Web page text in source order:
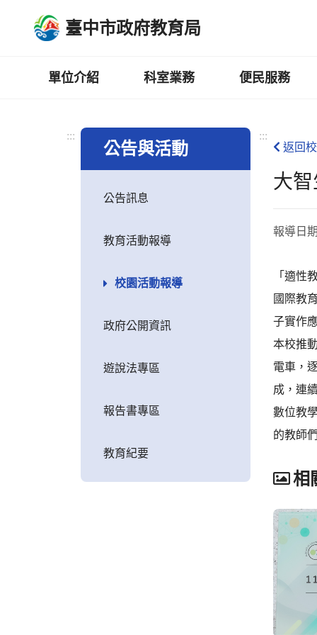
臺中市政府教育局
單位介紹 科室業務 便民服務
:::
公告與活動
公告訊息
教育活動報導
校園活動報導
政府公開資訊
遊說法專區
報告書專區
教育紀要
:::
返回
大
報導日
「適性
國際教
子實作
本校推
電車，
成，連
數位教
的教師
相